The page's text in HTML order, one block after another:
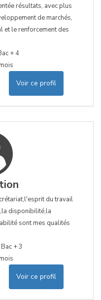
résultats, avec plus
de marchés,
et le renforcement des
+ 4
Voir ce profil
du travail
disponibilité,la
sont mes qualités
Bac + 3
Voir ce profil